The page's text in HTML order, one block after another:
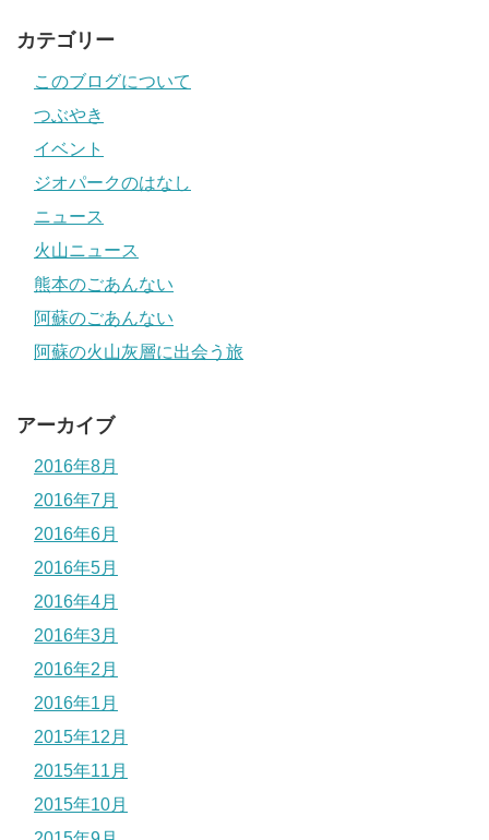
カテゴリー
このブログについて
つぶやき
イベント
ジオパークのはなし
ニュース
火山ニュース
熊本のごあんない
阿蘇のごあんない
阿蘇の火山灰層に出会う旅
アーカイブ
2016年8月
2016年7月
2016年6月
2016年5月
2016年4月
2016年3月
2016年2月
2016年1月
2015年12月
2015年11月
2015年10月